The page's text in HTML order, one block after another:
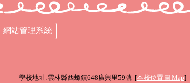
網站管理系統
學校地址:雲林縣西螺鎮648廣興里59號 [本校位置圖 Map]